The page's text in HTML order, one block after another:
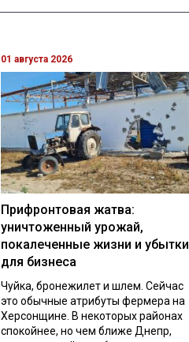
01 августа 2026
Прифронтовая жатва:
уничтоженный урожай,
покалеченные жизни и убытки
для бизнеса
Чуйка, бронежилет и шлем. Сейчас
это обычные атрибуты фермера на
Херсонщине. В некоторых районах
спокойнее, но чем ближе Днепр,